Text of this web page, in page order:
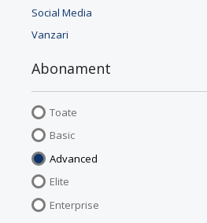
Social Media
Vanzari
Abonament
Toate
Basic
Advanced
Elite
Enterprise